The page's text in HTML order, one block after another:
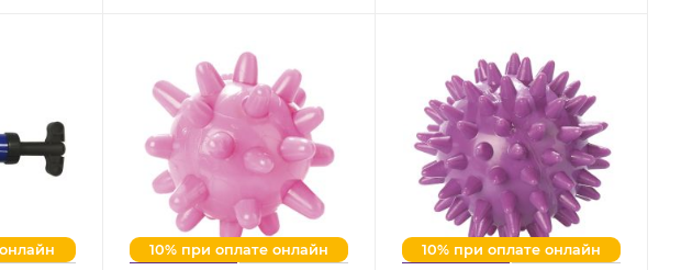
10% при оплате онлайн 10% при оплате онлайн